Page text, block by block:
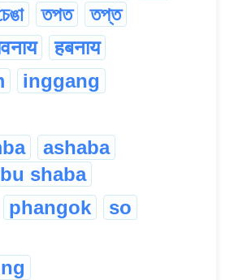
তপত তপ্ত
हबनाय
inggang
ashaba
shaba
phangok
so